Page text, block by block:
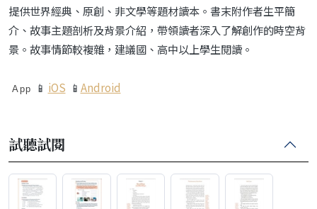
提供世界經典、原創、非文學等題材讀本。 書末附作者生平簡
介、故事主題剖析及背景介紹， 帶領讀者深入了解創作的時空背
景。 故事情節較複雜，建議國、高中以上學生閱讀。
App 📱 iOS 📱 Android
試聽試閱